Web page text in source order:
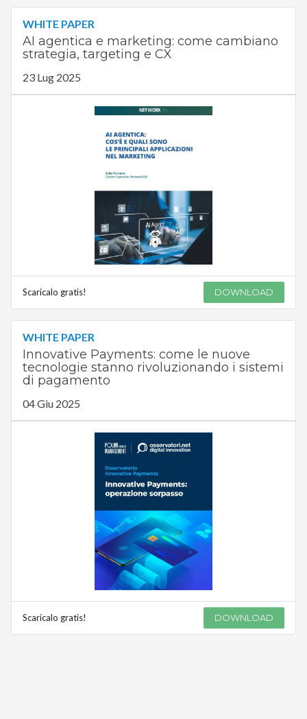
WHITE PAPER
AI agentica e marketing: come cambiano
strategia, targeting e CX
23 Lug 2025
Scaricalo gratis! DOWNLOAD
WHITE PAPER
Innovative Payments: come le nuove
tecnologie stanno rivoluzionando i sistemi
di pagamento
04 Giu 2025
Scaricalo gratis! DOWNLOAD